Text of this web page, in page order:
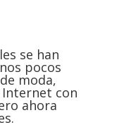
se han
pocos
moda,
Internet con
ahora